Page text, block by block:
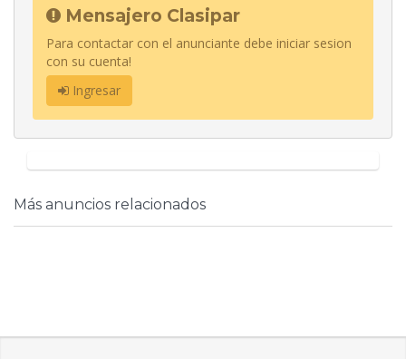
Mensajero Clasipar
Para contactar con el anunciante debe iniciar sesion
con su cuenta!
Ingresar
Más anuncios relacionados